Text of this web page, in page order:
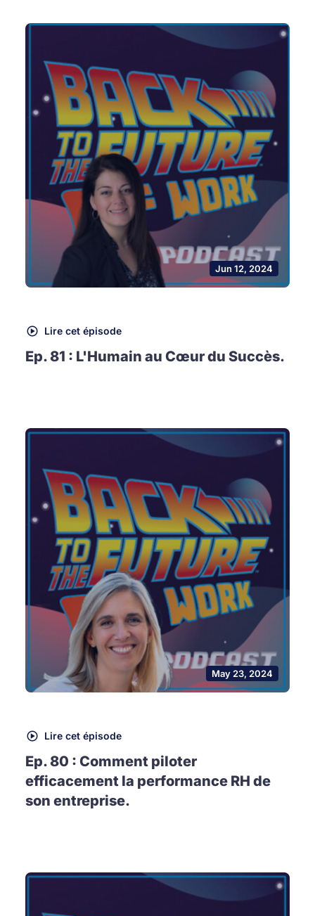
Jun 12, 2024
Lire cet épisode
Ep. 81 : L'Humain au Cœur du Succès.
May 23, 2024
Lire cet épisode
Ep. 80 : Comment piloter
efficacement la performance RH de
son entreprise.